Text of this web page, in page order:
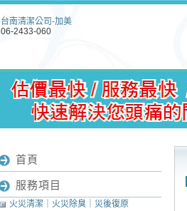
台南清潔公司-加美
06-2433-060
首頁
服務項目
火災清潔｜火災除臭｜災後復原